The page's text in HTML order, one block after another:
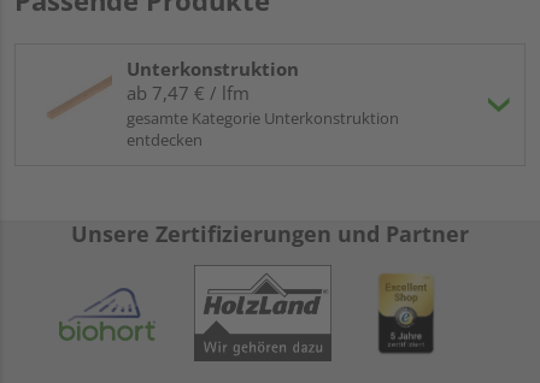
Unterkonstruktion
ab 7,47 € / lfm
gesamte Kategorie Unterkonstruktion
entdecken
Unsere Zertifizierungen und Partner